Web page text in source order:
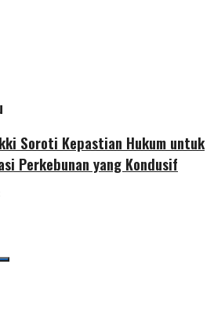
Soroti Kepastian Hukum untuk
Perkebunan yang Kondusif